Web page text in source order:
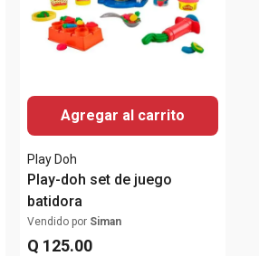
Agregar al carrito
Play Doh
Play-doh set de juego
batidora
Vendido por Siman
Q 125.00